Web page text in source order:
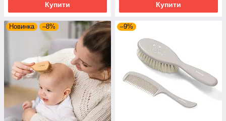
Купити Купити
Новинка –8% –9%